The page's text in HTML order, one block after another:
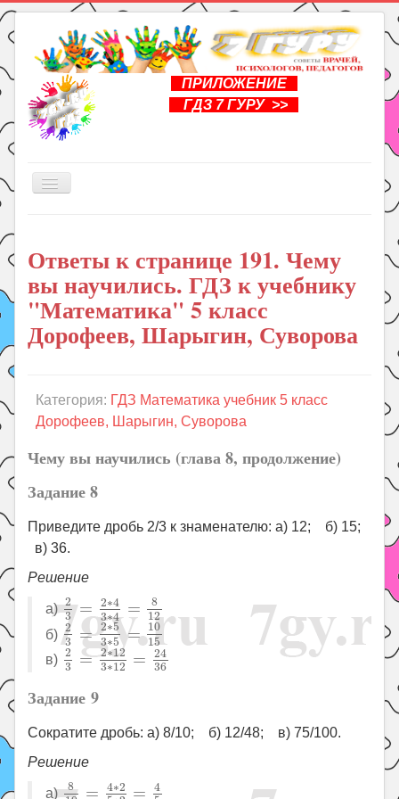
ПРИЛОЖЕНИЕ
ГДЗ 7 ГУРУ >>
Включить/
Книги
Рукоделие
Подготовка к школе
Уроки
Праздники
Летом!
Поиск
Ответы к странице 191. Чему
вы научились. ГДЗ к учебнику
"Математика" 5 класс
Дорофеев, Шарыгин, Суворова
Категория: ГДЗ Математика учебник 5 класс
Дорофеев, Шарыгин, Суворова
Чему вы научились (глава 8, продолжение)
Задание 8
Приведите дробь 2/3 к знаменателю: а) 12; б) 15;
в) 36.
Решение
а) 2
3
= 2∗4
3∗4 =
8
12
2 2∗4 4
б) 2
3
= 2∗5
3∗5 = 10
15
23 =2∗5 3∗5=1015
в) 2
3
= 2∗12
3∗12 =
24
36
2 =2∗12 3∗12 =24
Задание 9
Сократите дробь: а) 8/10; б) 12/48; в) 75/100.
Решение
а) 8
= 4∗2
=
4
810 4∗ ∗2